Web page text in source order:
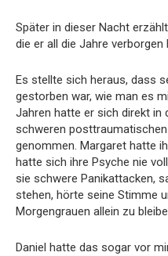
Später in dieser Nacht
die er all die Jahre verborgen
Es stellte sich heraus, dass
gestorben war, wie man es
Jahren hatte er sich direkt in
schweren
genommen. Margaret hatte
hatte sich ihre Psyche nie
sie schwere Panikattacken,
stehen, hörte seine Stimme
Morgengrauen allein zu
Daniel hatte das sogar vor